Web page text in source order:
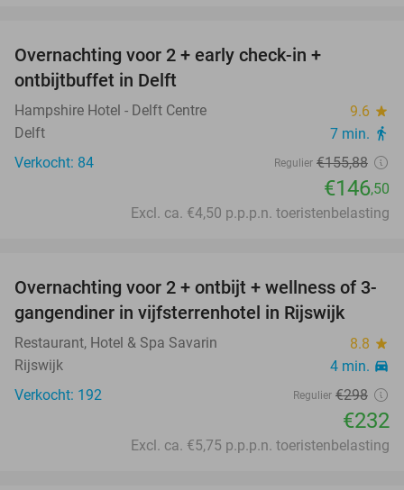
Overnachting voor 2 + early check-in +
ontbijtbuffet in Delft
Hampshire Hotel - Delft Centre 9.6 star
Delft 7 min. directions_walk
Verkocht: 84 Regulier €155,88
€146,50
Excl. ca. €4,50 p.p.p.n. toeristenbelasting
22%
Overnachting voor 2 + ontbijt + wellness of 3-
gangendiner in vijfsterrenhotel in Rijswijk
Restaurant, Hotel & Spa Savarin 8.8 star
Rijswijk 4 min. directions_car
Verkocht: 192 Regulier €298
€232
Excl. ca. €5,75 p.p.p.n. toeristenbelasting